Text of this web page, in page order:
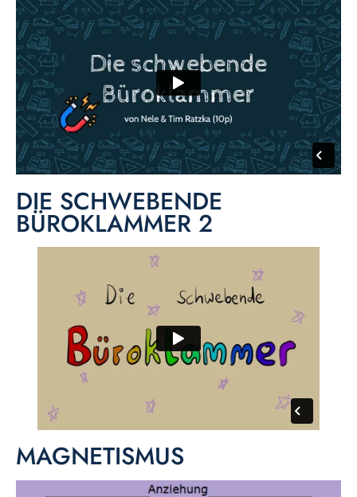
DIE SCHWEBENDE
BÜROKLAMMER 2
MAGNETISMUS